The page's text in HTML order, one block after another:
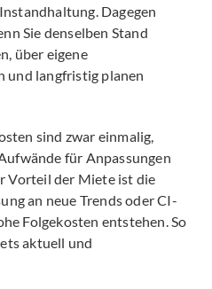
Dagegen
Sie denselben Stand
über eigene
und langfristig planen
sind zwar einmalig,
für Anpassungen
Vorteil der Miete ist die
an neue Trends oder CI-
Folgekosten entstehen. So
aktuell und